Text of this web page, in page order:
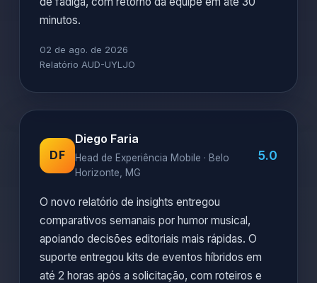
minutos.
02 de ago. de 2026
Relatório AUD-UYLJO
DF
Diego Faria
Head de Experiência Mobile · Belo
Horizonte, MG
5.0
O novo relatório de insights entregou
comparativos semanais por humor musical,
apoiando decisões editoriais mais rápidas. O
suporte entregou kits de eventos híbridos em
até 2 horas após a solicitação, com roteiros e